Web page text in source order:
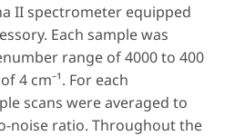
II spectrometer equipped
Each sample was
range of 4000 to 400
4 cm⁻¹. For each
scans were averaged to
noise ratio. Throughout the